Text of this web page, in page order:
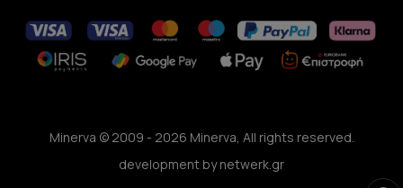
Minerva © 2009 - 2026 Minerva, All rights reserved.
development bynetwerk.gr